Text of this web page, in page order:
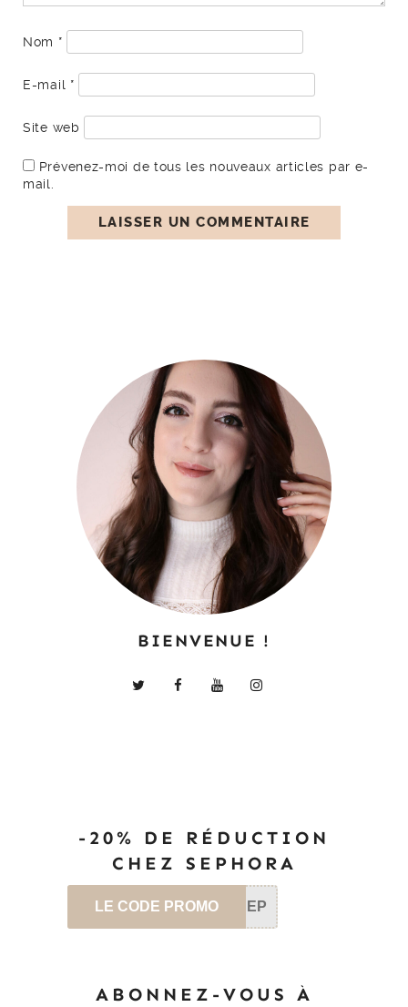
Nom *
E-mail *
Site web
Prévenez-moi de tous les nouveaux articles par e-
mail.
BIENVENUE !
-20% DE RÉDUCTION
CHEZ SEPHORA
LE CODE PROMO SEP
ABONNEZ-VOUS À